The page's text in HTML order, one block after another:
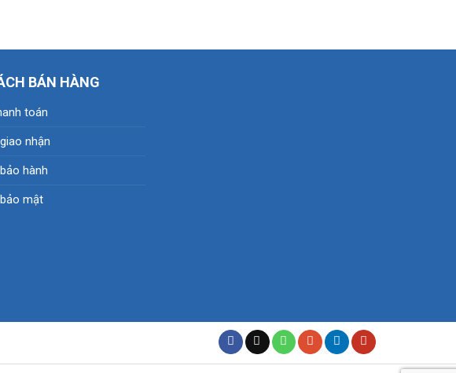
BÁN HÀNG
toán
nhận
hành
mật